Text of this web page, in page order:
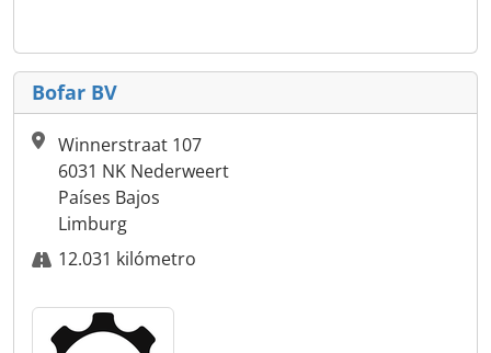
Bofar BV
Winnerstraat 107
6031 NK Nederweert
Países Bajos
Limburg
12.031 kilómetro